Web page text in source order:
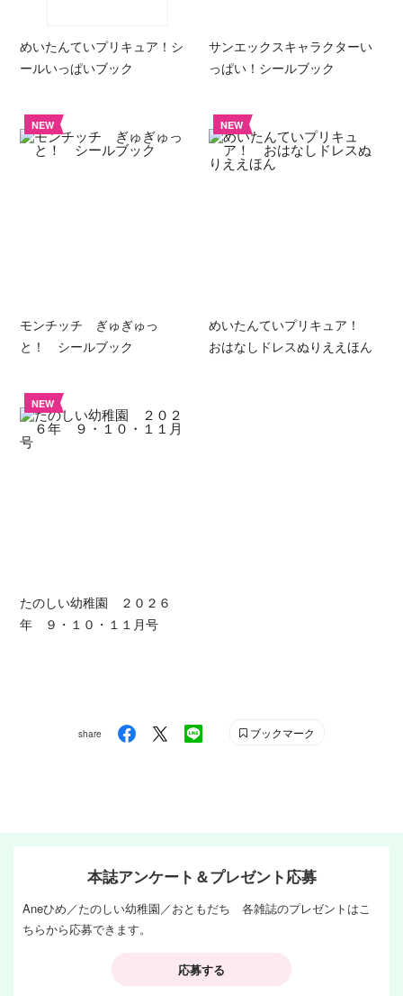
めいたんていプリキュア！シ
ールいっぱいブック
サンエックスキャラクターい
っぱい！シールブック
NEW
モンチッチ ぎゅぎゅっ
と！ シールブック
NEW
めいたんていプリキュア！
おはなしドレスぬりええほん
NEW
たのしい幼稚園 ２０２６
年 ９・１０・１１月号
share ブックマーク
本誌アンケート＆プレゼント応募
Aneひめ／たのしい幼稚園／おともだち 各雑誌のプレゼントはこ
ちらから応募できます。
応募する